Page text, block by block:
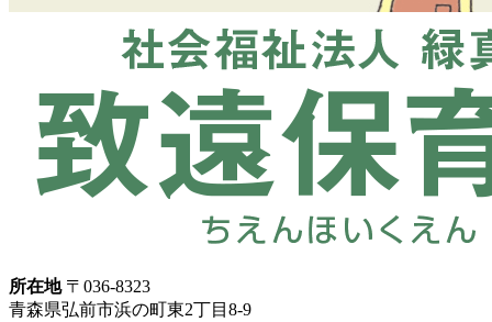
所在地〒036-8323
青森県弘前市浜の町東2丁目8-9